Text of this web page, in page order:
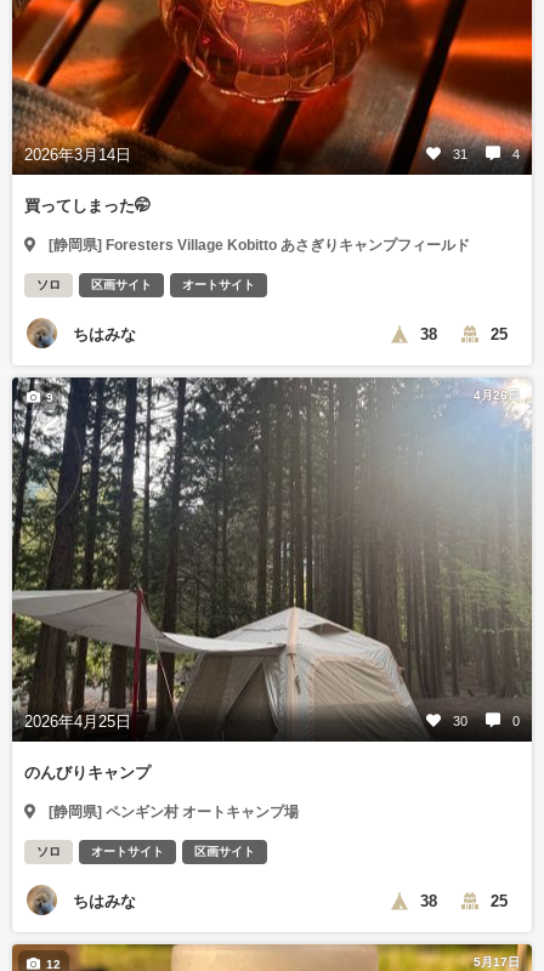
2026年3月14日 31 4
買ってしまった🤭
[静岡県] Foresters Village Kobitto あさぎりキャンプフィールド
ソロ 区画サイト オートサイト
ちはみな 38 25
4月26日
2026年4月25日 30 0
9
のんびりキャンプ
[静岡県] ペンギン村 オートキャンプ場
ソロ オートサイト 区画サイト
ちはみな 38 25
5月17日
12